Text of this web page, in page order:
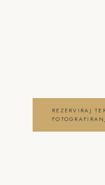
REZERVIRAJ